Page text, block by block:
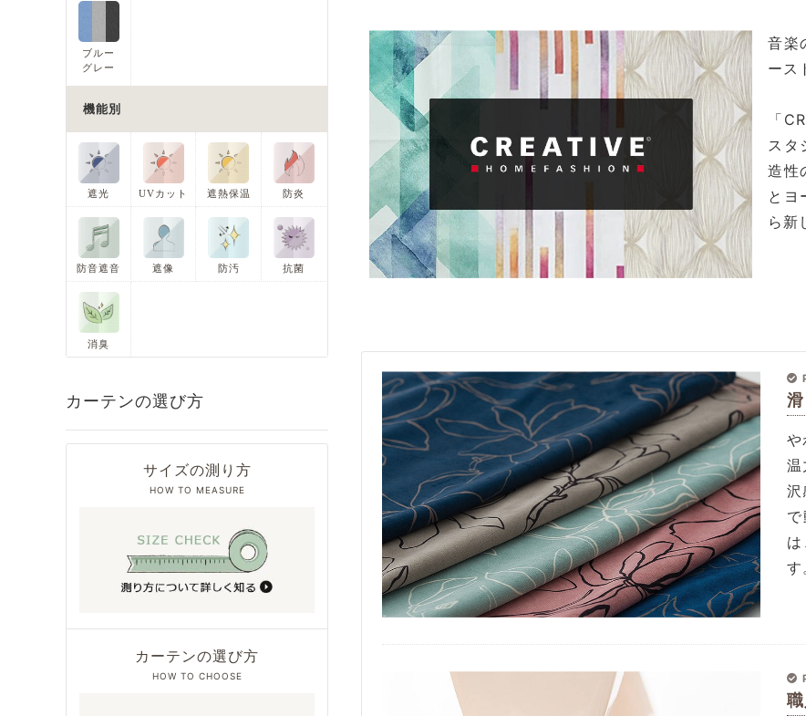
音楽
ース
「
スタ
造性
とヨ
ら新
や
温
沢
す
ブルー
グレー
機能別
遮光 UVカット 遮熱保温 防炎
防音遮音 遮像 防汚 抗菌
消臭
カーテンの選び方
サイズの測り方
HOW TO MEASURE
カーテンの選び方
HOW TO CHOOSE